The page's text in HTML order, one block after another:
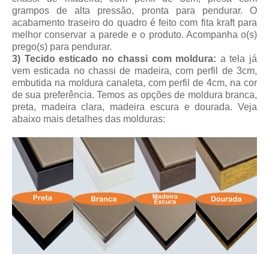
grampos de alta pressão, pronta para pendurar. O
acabamento traseiro do quadro é feito com fita kraft para
melhor conservar a parede e o produto. Acompanha o(s)
prego(s) para pendurar.
3) Tecido esticado no chassi com moldura: a tela já
vem esticada no chassi de madeira, com perfil de 3cm,
embutida na moldura canaleta, com perfil de 4cm, na cor
de sua preferência. Temos as opções de moldura branca,
preta, madeira clara, madeira escura e dourada. Veja
abaixo mais detalhes das molduras: